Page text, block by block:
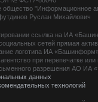
общество "Информационное
Руслан Михайлович
ссылка на ИА
сетей прямая
логотипа ИА
при перепечатке или
разрешения АО ИА
данных
технологий